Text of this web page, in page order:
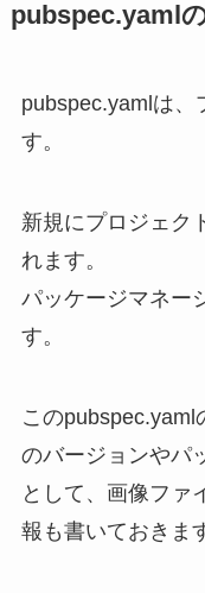
pubspec.yaml
pubspec.yamlは、
す。
新規にプロジェク
れます。
パッケージマネー
す。
このpubspec.yaml
のバージョンやパ
として、画像ファ
報も書いておきま